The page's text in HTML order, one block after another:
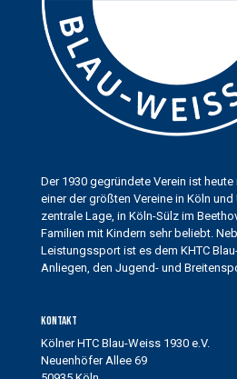
Der 1930 gegründete Verein ist
einer der größten Vereine in Köln
zentrale Lage, in Köln-Sülz im
Familien mit Kindern sehr beliebt.
Leistungssport ist es dem KHTC
Anliegen, den Jugend- und
Kontakt
Kölner HTC Blau-Weiss 1930 e.V.
Neuenhöfer Allee 69